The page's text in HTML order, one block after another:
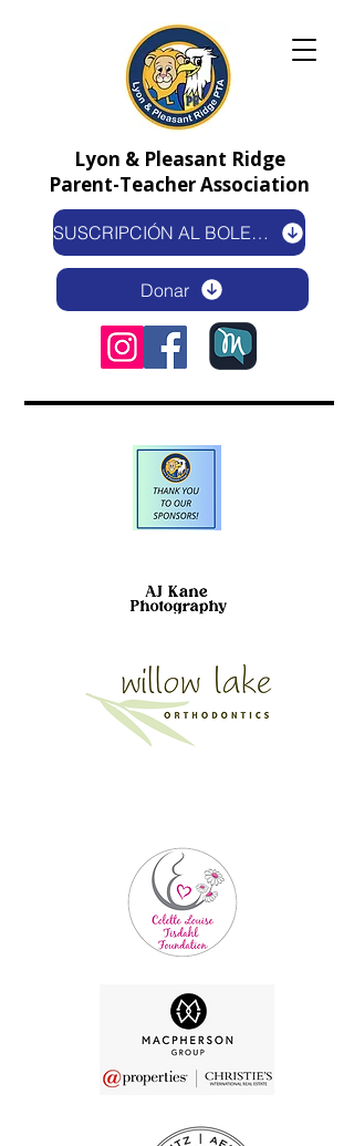
SUSCRIPCIÓN AL BOLETÍN ELECTRÓNICO
Donar
Lyon & Pleasant Ridge
Parent-Teacher Association